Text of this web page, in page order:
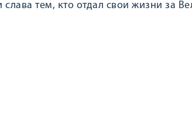
слава тем, кто отдал свои жизни за